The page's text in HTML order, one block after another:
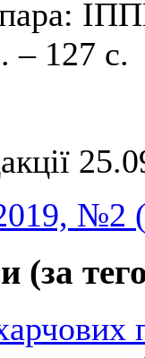
– 127 с.
№2
(за